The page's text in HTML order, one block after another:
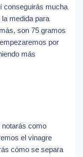
conseguirás mucha
medida para
son 75 gramos
por
más
notarás como
el vinagre
cómo se separa